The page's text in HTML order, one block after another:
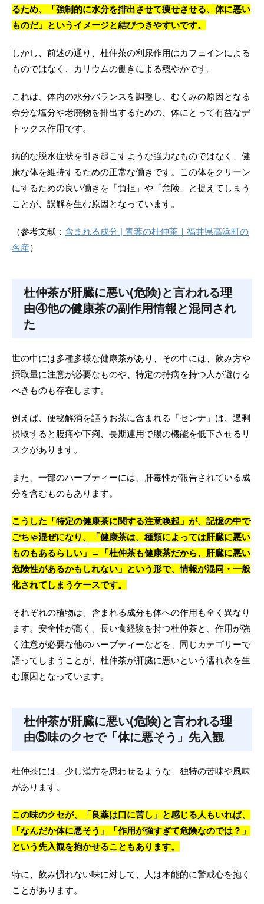
るため、「強制的に水分を排出させて痩せさせる、体に悪い
ものだ」というイメージと結びつきやすいです。
しかし、前述の通り、杜仲茶の利尿作用はカフェインによる
ものではなく、カリウムの働きによる穏やかです。
これは、体内の水分バランスを調整し、むくみの原因となる
余分な塩分や老廃物を排出するための、体にとって有益なデ
トックス作用です。
病的な脱水症状を引き起こすような強力なものではなく、健
康な体を維持するための正常な働きです。この体をクリーン
にするための良い働きを「負担」や「危険」と捉えてしまう
ことが、誤解を生む原因となっています。
（参考文献： 含まれる成分 | 青葉の杜仲茶｜福井県高浜町の
名産）
杜仲茶が肝臓に悪い(危険)と言われる理
由④他の健康茶の副作用情報と混同され
た
世の中には多種多様な健康茶があり、その中には、飲み方や
摂取量に注意が必要なものや、特定の持病を持つ人が避ける
べきものも存在します。
例えば、便秘解消を謳うお茶に含まれる「センナ」は、過剰
摂取すると腹痛や下痢、長期連用で腸の機能を低下させるリ
スクがあります。
また、一部のハーブティーには、肝毒性が報告されている成
分を含むものもあります。
こうした「特定の健康茶に関する注意喚起」が、記憶の中で
ごちゃ混ぜになり、「健康茶は、種類によっては肝臓に悪い
ものもあるらしい」→「杜仲茶も健康茶だから、肝臓に悪い
危険性があるかもしれない」という形で、情報が混同・一般
化されてしまうケースです。
それぞれの植物は、含まれる成分も体への作用も全く異なり
ます。安全性が高く、長い食経験を持つ杜仲茶と、作用が強
く注意が必要な他のハーブティーなどを、同じカテゴリーで
語ってしまうことが、杜仲茶が肝臓に悪いという濡れ衣を生
む原因となっています。
杜仲茶が肝臓に悪い(危険)と言われる理
由⑤味のクセで「体に悪そう」先入観
杜仲茶には、少し漢方を思わせるような、独特の苦味や風味
があります。
この味のクセが、「良薬は口に苦し」と感じる人もいれば、
「なんだか体に悪そう」「作用が強すぎて危険なのでは？」
という先入観を抱かせることもあります。
特に、飲み慣れない味に対して、人は本能的に警戒心を抱く
ことがあります。